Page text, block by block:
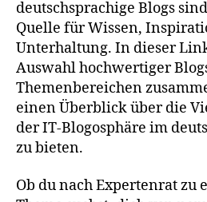
deutschsprachige Blogs
Quelle für Wissen,
Unterhaltung. In dieser
Auswahl hochwertiger
Themenbereichen
einen Überblick über die
der IT-Blogosphäre im
zu bieten.
Ob du nach Expertenrat zu